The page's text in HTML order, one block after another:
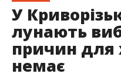
У
лунають
причин для
немає